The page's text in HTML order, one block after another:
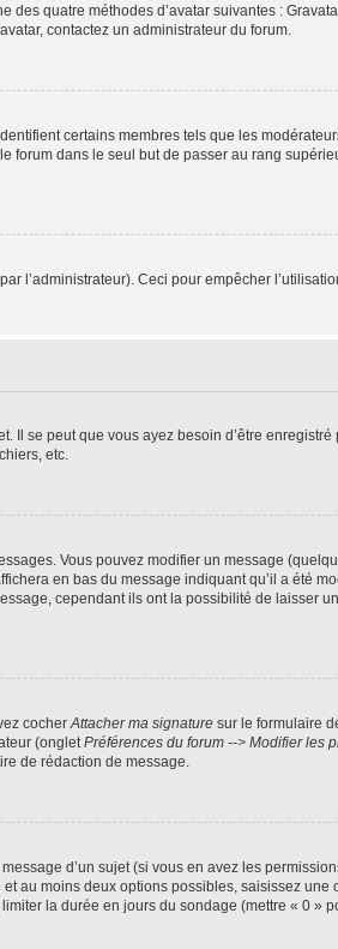
quatre méthodes d’avatar suivantes :
contactez un administrateur du forum.
certains membres tels que les
forum dans le seul but de passer au rang
l’administrateur). Ceci pour empêcher
se peut que vous ayez besoin d’être
etc.
Vous pouvez modifier un message
en bas du message indiquant qu’il a été
cependant ils ont la possibilité de laisser
cocherAttacher ma signature sur le formulaire
(ongletPréférences du forum --> Modifier les
de rédaction de message.
d’un sujet (si vous en avez les
au moins deux options possibles, saisissez
la durée en jours du sondage (mettre « 0